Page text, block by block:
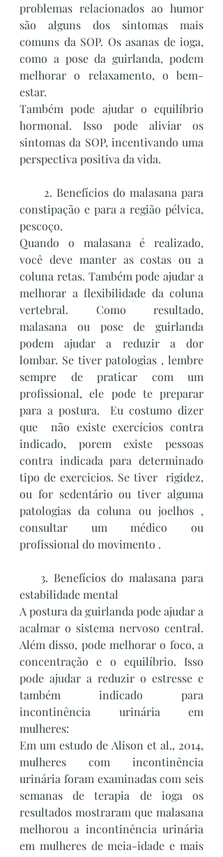
problemas relacionados ao humor
são alguns dos sintomas mais
comuns da SOP. Os asanas de ioga,
como a pose da guirlanda, podem
melhorar o relaxamento, o bem-
estar.
Também pode ajudar o equilíbrio
hormonal. Isso pode aliviar os
sintomas da SOP, incentivando uma
perspectiva positiva da vida.
constipação e para a região pélvica,
pescoço.
Quando o malasana é realizado,
você deve manter as costas ou a
coluna retas. Também pode ajudar a
melhorar a flexibilidade da coluna
vertebral. Como resultado,
malasana ou pose de guirlanda
podem ajudar a reduzir a dor
lombar. Se tiver patologias , lembre
sempre de praticar com um
profissional, ele pode te preparar
para a postura.  Eu costumo dizer
que  não existe exercícios contra
indicado, porem existe pessoas
contra indicada para determinado
tipo de exercicios. Se tiver  rigidez,
ou for sedentário ou tiver alguma
patologias da coluna ou joelhos ,
consultar um médico ou
profissional do movimento .
estabilidade mental
A postura da guirlanda pode ajudar a
acalmar o sistema nervoso central.
Além disso, pode melhorar o foco, a
concentração e o equilíbrio. Isso
pode ajudar a reduzir o estresse e
também indicado para
incontinência urinária em
mulheres:
Em um estudo de Alison et al., 2014,
mulheres com incontinência
urinária foram examinadas com seis
semanas de terapia de ioga os
resultados mostraram que malasana
melhorou a incontinência urinária
em mulheres de meia-idade e mais